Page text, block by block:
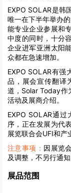
EXPO SOLAR是韩
唯一在下半年举办
能专业企业参展和
中度的同时，十分
企业进军亚洲太阳
众都在急速增加。
EXPO SOLAR有
品，展会宣传翻译
道，Solar Today作
活动及展商介绍。
EXPO SOLAR通
序，正在发展为代
展览联合会UFI和产
注意事项： 因展览
及调整，不另行通知
展品范围